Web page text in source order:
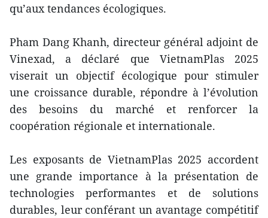
qu’aux tendances écologiques.
Pham Dang Khanh, directeur général adjoint de
Vinexad, a déclaré que VietnamPlas 2025
viserait un objectif écologique pour stimuler
une croissance durable, répondre à l’évolution
des besoins du marché et renforcer la
coopération régionale et internationale.
Les exposants de VietnamPlas 2025 accordent
une grande importance à la présentation de
technologies performantes et de solutions
durables, leur conférant un avantage compétitif